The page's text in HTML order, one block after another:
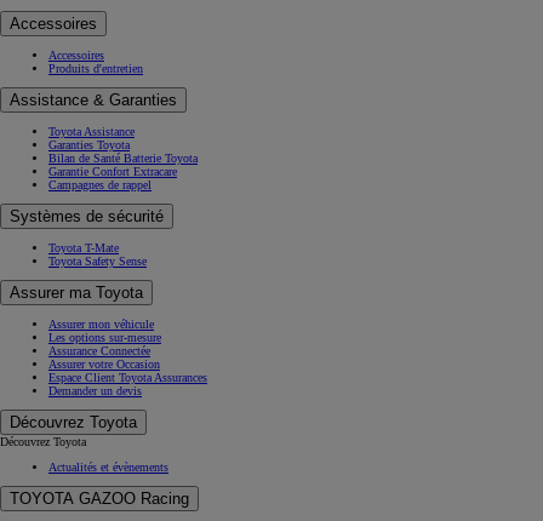
Accessoires
Accessoires
Produits d'entretien
Assistance & Garanties
Toyota Assistance
Garanties Toyota
Bilan de Santé Batterie Toyota
Garantie Confort Extracare
Campagnes de rappel
Systèmes de sécurité
Toyota T-Mate
Toyota Safety Sense
Assurer ma Toyota
Assurer mon véhicule
Les options sur-mesure
Assurance Connectée
Assurer votre Occasion
Espace Client Toyota Assurances
Demander un devis
Découvrez Toyota
Découvrez Toyota
Actualités et évènements
TOYOTA GAZOO Racing